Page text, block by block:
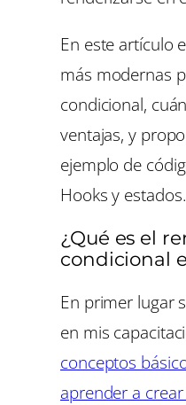
En este artículo
más modernas
condicional,
ventajas, y
ejemplo de
Hooks y estados.
¿Qué es el
condicional
En primer lugar
en mis
conceptos
aprender a